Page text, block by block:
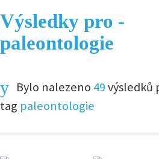
Výsledky pro -
paleontologie
Bylo nalezeno 49výsledků
tag paleontologie